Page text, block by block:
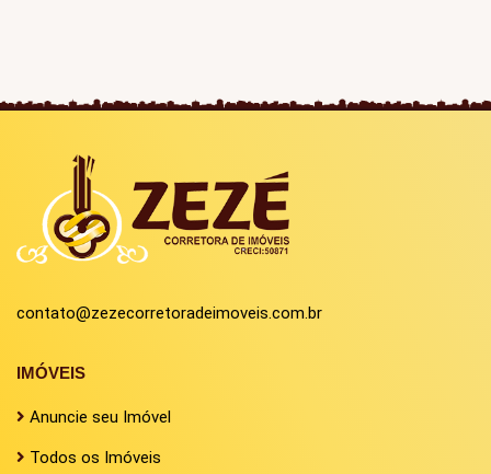
contato@zezecorretoradeimoveis.com.br
IMÓVEIS
Anuncie seu Imóvel
Todos os Imóveis